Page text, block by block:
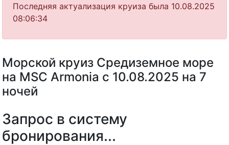
Последняя актуализация круиза была 10.08.2025
08:06:34
Морской круиз Средиземное море
на MSC Armonia с 10.08.2025 на 7
ночей
Запрос в систему
бронирования...